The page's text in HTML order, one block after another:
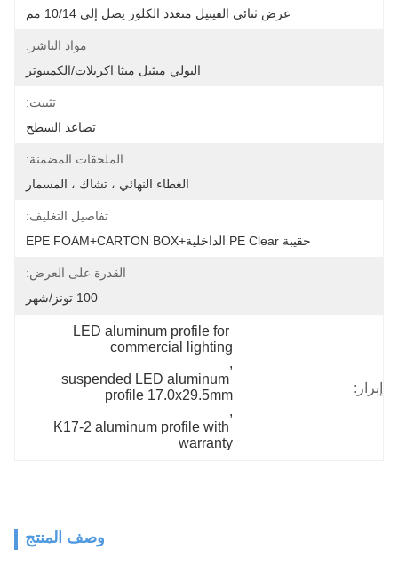
عرض ثنائي الفينيل متعدد الكلور يصل إلى 10/14 مم
مواد الناشر:
البولي ميثيل ميثا اكريلات/الكمبيوتر
تثبيت:
تصاعد السطح
الملحقات المضمنة:
الغطاء النهائي ، تشاك ، المسمار
تفاصيل التغليف:
حقيبة PE Clear الداخلية+EPE FOAM+CARTON BOX
القدرة على العرض:
100 تونز/شهر
إبراز:
LED aluminum profile for
commercial lighting
,
suspended LED aluminum
profile 17.0x29.5mm
,
K17-2 aluminum profile with
warranty
وصف المنتج